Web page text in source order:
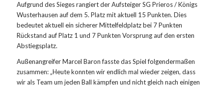
Aufgrund des Sieges rangiert der Aufsteiger SG Prieros / Königs
Wusterhausen auf dem 5. Platz mit aktuell 15 Punkten. Dies
bedeutet aktuell ein sicherer Mittelfeldplatz bei 7 Punkten
Rückstand auf Platz 1 und 7 Punkten Vorsprung auf den ersten
Abstiegsplatz.
Außenangreifer Marcel Baron fasste das Spiel folgendermaßen
zusammen: „Heute konnten wir endlich mal wieder zeigen, dass
wir als Team um jeden Ball kämpfen und nicht gleich nach einigen